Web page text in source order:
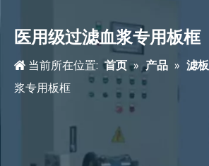
医用级过滤血浆专用板框
当前所在位置: 首页 » 产品 » 滤板
浆专用板框